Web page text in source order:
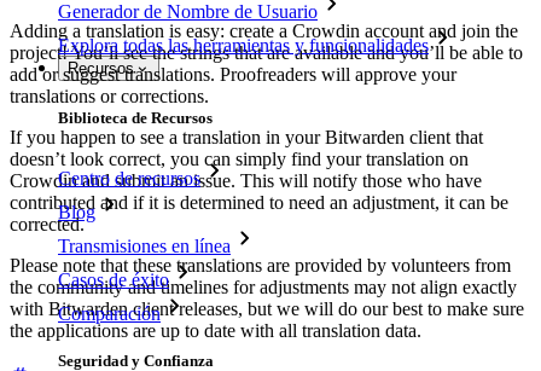
Generador de Nombre de Usuario
Explora todas las herramientas y funcionalidades
Recursos
Biblioteca de Recursos
Centro de recursos
Blog
Transmisiones en línea
Casos de éxito
Comparación
Seguridad y Confianza
Adding a translation is easy: create a Crowdin account and join the
project! You’ll see the strings that are available and you’ll be able to
add or suggest translations. Proofreaders will approve your
translations or corrections.
If you happen to see a translation in your Bitwarden client that
doesn’t look correct, you can simply find your translation on
Crowdin and submit an issue. This will notify those who have
contributed and if it is determined to need an adjustment, it can be
corrected.
Please note that these translations are provided by volunteers from
the community and timelines for adjustments may not align exactly
with Bitwarden client releases, but we will do our best to make sure
the applications are up to date with all translation data.